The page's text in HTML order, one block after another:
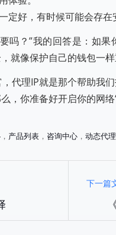
好，有时候可能会存在
吗？”我的回答是：如
就像保护自己的钱包一样
代理IP就是那个帮助我
，你准备好开启你的网络
， 产品列表 ， 咨询中心 ， 动态代
下一篇
：为什么它比动态IP更适
务需求？